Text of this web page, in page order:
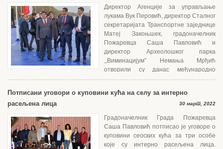
Директор Агенције за управљање
лукама Вук Перовић, директор Сталног
секретаријата Транспортне заједнице
Матеј Закоњшек, градоначелник
Пожаревца Саша Павловић и
директор Археолошког парка
,,Виминацијум” Немања Мрђић
отворили су данас међународно
путничко пристаниште у Костолцу. Перовић...
Потписани уговори о куповини кућа на селу за интерно
расељена лица
30 март, 2022
Градоначелник Града Пожаревца
Саша Павловић потписао је уговоре о
куповини сеоских кућа за три особе
које су интерно расељена лица.